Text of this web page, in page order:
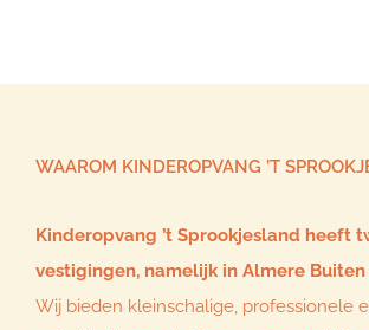
WAAROM KINDEROPVANG ’T
Kinderopvang ’t Sprookjesland heeft
vestigingen, namelijk in Almere
Wij bieden kleinschalige, professionele